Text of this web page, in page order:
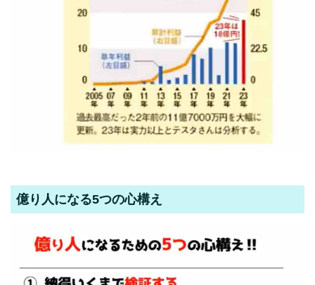
億り人になる5つの心構え